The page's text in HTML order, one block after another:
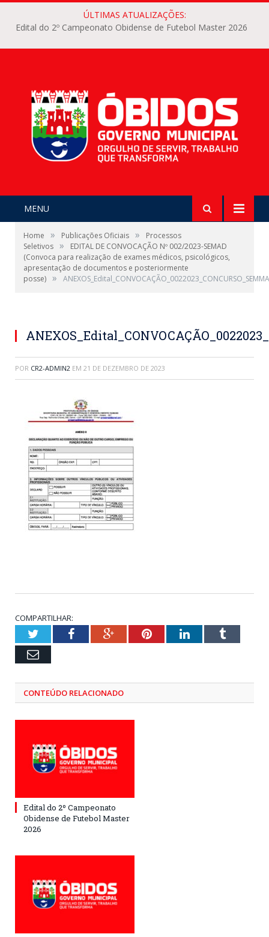
ÚLTIMAS ATUALIZAÇÕES:
Edital do 2º Campeonato Obidense de Futebol Master 2026
MENU
Home » Publicações Oficiais »
Processos
Seletivos »
EDITAL DE CONVOCAÇÃO Nº 002/2023-SEMAD
(Convoca para realização de exames médicos, psicológicos,
apresentação de documentos e posteriormente
posse) »
POR CR2-ADMIN2 EM 21 DE DEZEMBRO DE 2023
COMPARTILHAR:
TwitterFacebookGoogle+PinterestLinkedInTumblr
Email
CONTEÚDO RELACIONADO
Edital do 2º Campeonato
Obidense de Futebol Master
2026